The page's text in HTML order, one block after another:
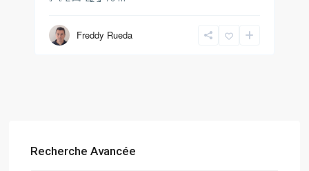
Freddy Rueda
Recherche Avancée